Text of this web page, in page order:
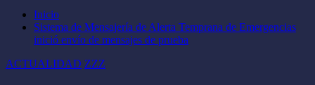
Inicio
Sistema de Mensajería de Alerta Temprana de Emergencias
inició envío de mensajes de prueba
ACTUALIDAD ZZZ